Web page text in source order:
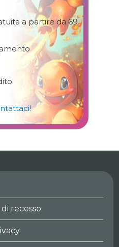
a partire da 69
recesso